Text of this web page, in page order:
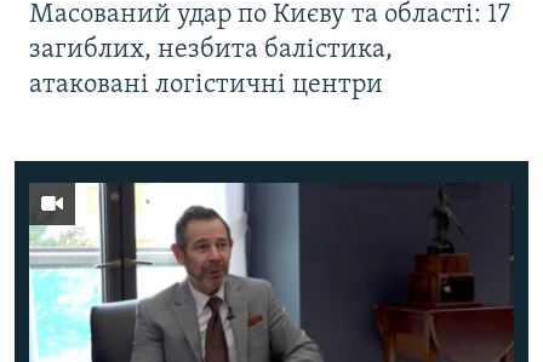
Масований удар по Києву та області: 17
загиблих, незбита балістика,
атаковані логістичні центри